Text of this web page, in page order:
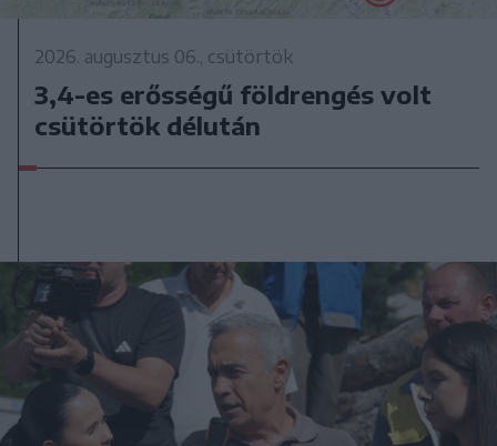
2026. augusztus 06., csütörtök
3,4-es erősségű földrengés volt
csütörtök délután